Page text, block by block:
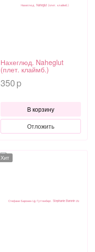
Нахеглюд. Naheglut
(плет. клаймб.)
350 p
В корзину
Отложить
Хит